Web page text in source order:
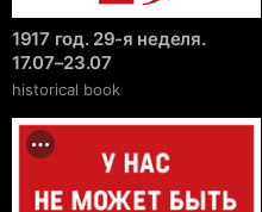
1917 год. 29-я неделя.
17.07–23.07
historical book